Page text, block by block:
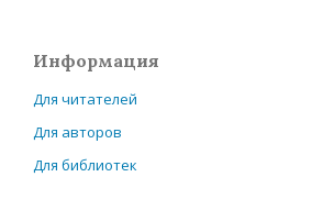
Информация
Для читателей
Для авторов
Для библиотек